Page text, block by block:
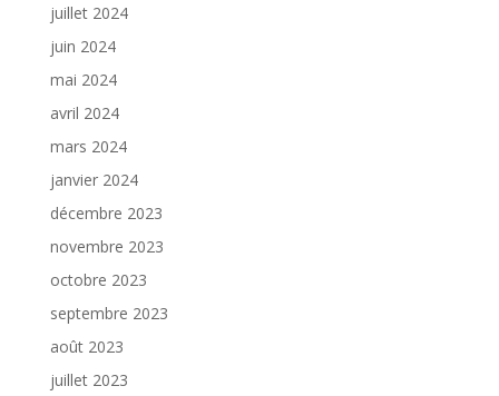
juillet 2024
juin 2024
mai 2024
avril 2024
mars 2024
janvier 2024
décembre 2023
novembre 2023
octobre 2023
septembre 2023
août 2023
juillet 2023